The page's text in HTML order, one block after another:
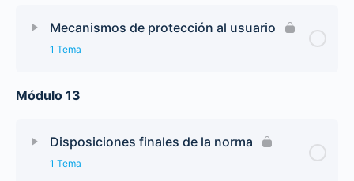
Mecanismos de protección al usuario
1 Tema
Módulo 13
Disposiciones finales de la norma
1 Tema